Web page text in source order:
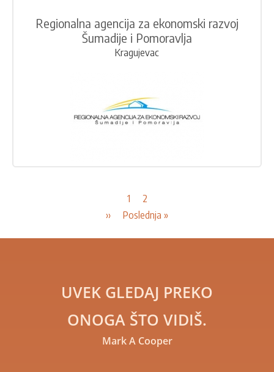
Regionalna agencija za ekonomski razvoj
Šumadije i Pomoravlja
Kragujevac
Current
page
1 Page
2
Next
››
Last
Poslednja »
UVEK GLEDAJ PREKO
ONOGA ŠTO VIDIŠ.
Mark A Cooper